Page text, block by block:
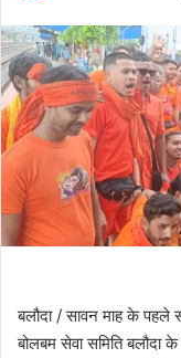
बलौदा / सावन माह के पहले
बोलबम सेवा समिति बलौदा